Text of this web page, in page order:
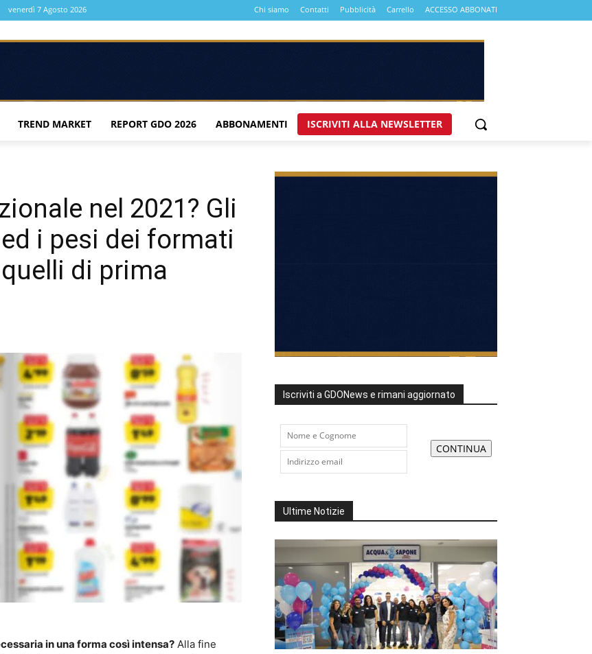
venerdì 7 Agosto 2026 Chi siamo Contatti Pubblicità Carrello ACCESSO ABBONATI
TREND MARKET REPORT GDO 2026 ABBONAMENTI ISCRIVITI ALLA NEWSLETTER
nel 2021? Gli
i pesi dei formati
di prima
in una forma così intensa? Alla fine
Iscriviti a GDONews e rimani aggiornato
Ultime Notizie